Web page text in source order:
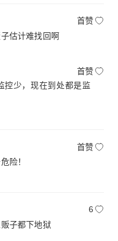
首赞
估计难找回啊
首赞
控少，现在到处都是监
首赞
险！
6
子都下地狱